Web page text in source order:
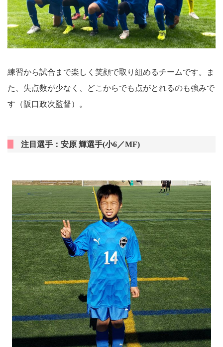
練習から試合まで楽しく笑顔で取り組めるチームです。ま
た、失点数が少なく、どこからでも点がとれるのも強みで
す（阪口政次監督）。
注目選手：安原 輝選手(小6／MF)